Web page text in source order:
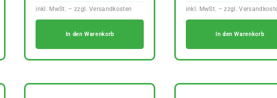
In den Warenkorb In den Warenkorb